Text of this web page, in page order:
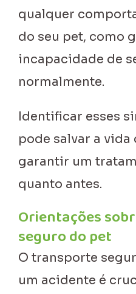
qualquer
do seu pet, como
incapacidade de
normalmente.
Identificar esses
pode salvar a vida
garantir um
quanto antes.
Orientações
seguro do pet
O transporte
um acidente é